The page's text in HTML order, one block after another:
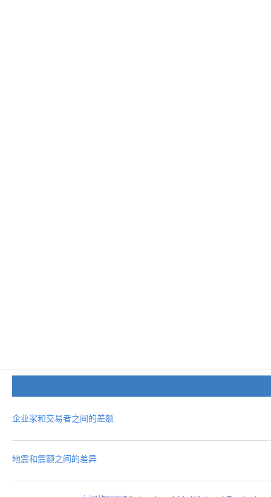
企业家和交易者之间的差额
地震和震颤之间的差异